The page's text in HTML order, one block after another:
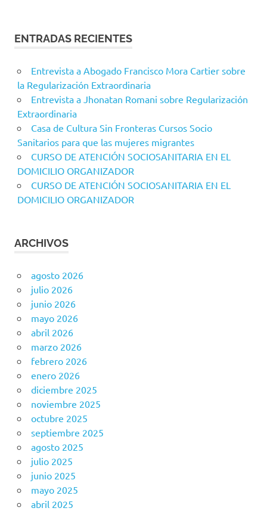
ENTRADAS RECIENTES
Entrevista a Abogado Francisco Mora Cartier sobre
la Regularización Extraordinaria
Entrevista a Jhonatan Romani sobre Regularización
Extraordinaria
Casa de Cultura Sin Fronteras Cursos Socio
Sanitarios para que las mujeres migrantes
CURSO DE ATENCIÓN SOCIOSANITARIA EN EL
DOMICILIO ORGANIZADOR
CURSO DE ATENCIÓN SOCIOSANITARIA EN EL
DOMICILIO ORGANIZADOR
ARCHIVOS
agosto 2026
julio 2026
junio 2026
mayo 2026
abril 2026
marzo 2026
febrero 2026
enero 2026
diciembre 2025
noviembre 2025
octubre 2025
septiembre 2025
agosto 2025
julio 2025
junio 2025
mayo 2025
abril 2025